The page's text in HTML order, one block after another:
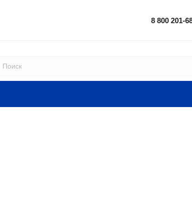
8 800 201-